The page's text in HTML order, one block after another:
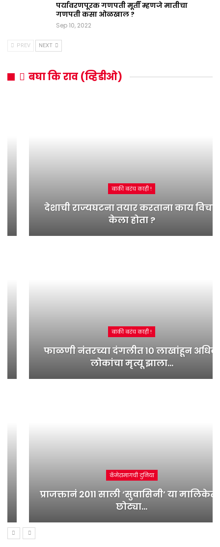
पर्यावरणपूरक गणपती मूर्ती म्हणजे मातीचा
गणपती कसा ओळखाल ?
Sep 10, 2022
PREV NEXT
बघा कि राव (व्हिडीओ)
बाकी बरंच काही !
देशाची राज्यघटना तयार करताना काय विचार
केला होता ?
बाकी बरंच काही !
फाळणी नंतरच्या दंगलीत १० लाखांहून अधिक
लोकांचा मृत्यू झाला…
कॅमेरामागची दुनिया
प्राजक्तानं 2011 साली ‘सुवासिनी’ या मालिकेतून
छोट्या…